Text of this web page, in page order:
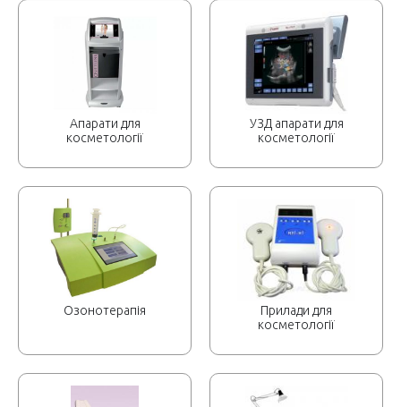
Апарати для
косметології
УЗД апарати для
косметології
Озонотерапія
Прилади для
косметології